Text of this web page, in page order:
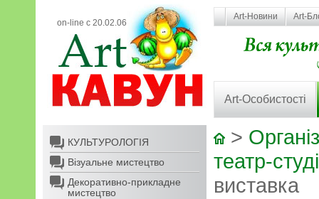
on-line с 20.02.06
Art-Новини Art-
Art-Особистості
КУЛЬТУРОЛОГІЯ
Візуальне мистецтво
Декоративно-прикладне
мистецтво
>
театр-
виставка